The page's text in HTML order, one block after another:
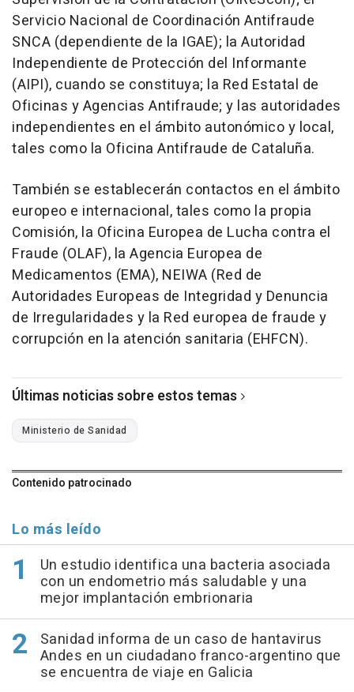
Servicio Nacional de Coordinación Antifraude
SNCA (dependiente de la IGAE); la Autoridad
Independiente de Protección del Informante
(AIPI), cuando se constituya; la Red Estatal de
Oficinas y Agencias Antifraude; y las autoridades
independientes en el ámbito autonómico y local,
tales como la Oficina Antifraude de Cataluña.
También se establecerán contactos en el ámbito
europeo e internacional, tales como la propia
Comisión, la Oficina Europea de Lucha contra el
Fraude (OLAF), la Agencia Europea de
Medicamentos (EMA), NEIWA (Red de
Autoridades Europeas de Integridad y Denuncia
de Irregularidades y la Red europea de fraude y
corrupción en la atención sanitaria (EHFCN).
Últimas noticias sobre estos temas
Ministerio de Sanidad
Contenido patrocinado
Lo más leído
Un estudio identifica una bacteria asociada
con un endometrio más saludable y una
mejor implantación embrionaria
Sanidad informa de un caso de hantavirus
Andes en un ciudadano franco-argentino que
se encuentra de viaje en Galicia